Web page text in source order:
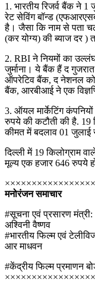
1. भारतीय रिजर्व बैंक ने
रेट सेविंग बॉन्ड
है। जैसा कि नाम से पता
(कर योग्य) की ब्याज दर )
2. RBI ने नियमों का
जुर्माना। ये बैंक हैं द
ऑपरेटिव बैंक, द नेशनल
बैंक, आरबीआई ने एक
3. ऑयल मार्केटिंग
रुपये की कटौती की है. 19
कीमत में बदलाव 01 जुलाई
दिल्ली में 19 किलोग्राम
मूल्य एक हजार 646 रुपये
मनोरंजन समाचार
#सूचना एवं प्रसारण मंत्री:
अश्विनी वैष्णव
#भारतीय फिल्म एवं
आर माधवन
#केंद्रीय फिल्म प्रमाणन